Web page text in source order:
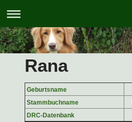
Rana
Geburtsname
Stammbuchname
DRC-Datenbank